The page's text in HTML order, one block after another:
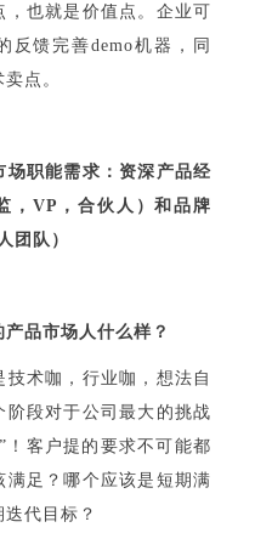
，也就是价值点。企业可
反馈完善demo机器，同
点。
场职能需求：资深产品经
，VP，合伙人）和品牌
团队）
品市场人什么样？
技术咖，行业咖，想法自
阶段对于公司最大的挑战
！客户提的要求不可能都
满足？哪个应该是短期满
代目标？